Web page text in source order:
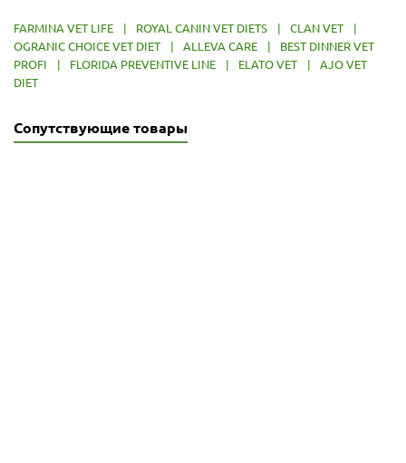
FARMINA VET LIFE ROYAL CANIN VET DIETS CLAN VET
OGRANIC CHOICE VET DIET
ALLEVA CARE
BEST DINNER VET
PROFI
FLORIDA PREVENTIVE LINE ELATO VET
AJO VET
DIET
Сопутствующие товары